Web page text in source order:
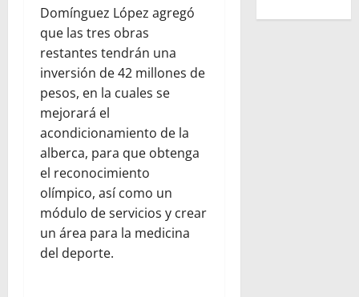
Domínguez López agregó
que las tres obras
restantes tendrán una
inversión de 42 millones de
pesos, en la cuales se
mejorará el
acondicionamiento de la
alberca, para que obtenga
el reconocimiento
olímpico, así como un
módulo de servicios y crear
un área para la medicina
del deporte.